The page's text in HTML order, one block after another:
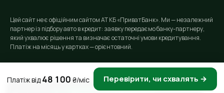
Платіж від 48 100 ₴/міс Перевірити, чи схвалять →
Цей сайт не є офіційним сайтом АТ КБ «ПриватБанк». Ми — незалежний
партнер із підбору авто в кредит: заявку передаємо банку-партнеру,
який ухвалює рішення та визначає остаточні умови кредитування.
Платіж на місяць у картках — орієнтовний.